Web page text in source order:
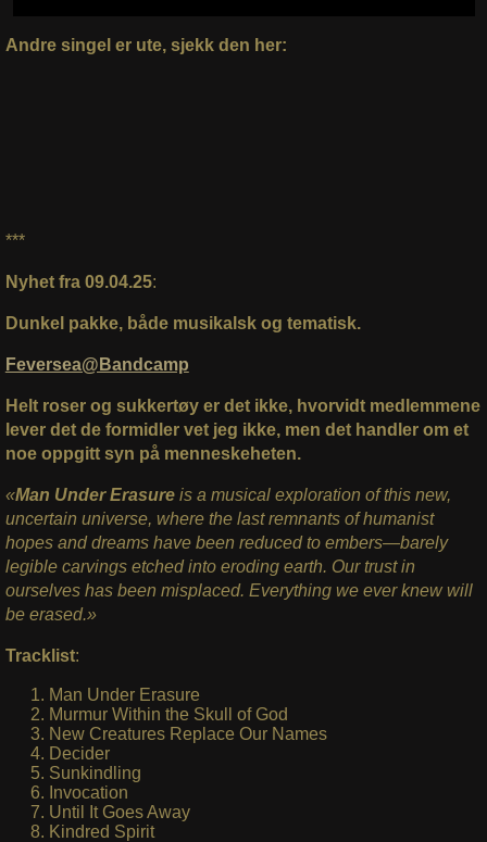
Andre singel er ute, sjekk den her:
***
Nyhet fra 09.04.25:
Dunkel pakke, både musikalsk og tematisk.
Feversea@Bandcamp
Helt roser og sukkertøy er det ikke, hvorvidt medlemmene
lever det de formidler vet jeg ikke, men det handler om et
noe oppgitt syn på menneskeheten.
«Man Under Erasureis a musical exploration of this new,
uncertain universe, where the last remnants of humanist
hopes and dreams have been reduced to embers—barely
legible carvings etched into eroding earth. Our trust in
ourselves has been misplaced. Everything we ever knew will
be erased.»
Tracklist:
Man Under Erasure
Murmur Within the Skull of God
New Creatures Replace Our Names
Decider
Sunkindling
Invocation
Until It Goes Away
Kindred Spirit